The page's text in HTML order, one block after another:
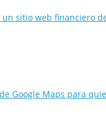
sitio web financiero
Google Maps para